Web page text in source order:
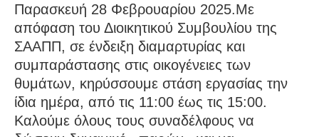
Παρασκευή 28 Φεβρουαρίου 2025.Με
απόφαση του Διοικητικού Συμβουλίου της
ΣΑΑΠΠ, σε ένδειξη διαμαρτυρίας και
συμπαράστασης στις οικογένειες των
θυμάτων, κηρύσσουμε στάση εργασίας την
ίδια ημέρα, από τις 11:00 έως τις 15:00.
Καλούμε όλους τους συναδέλφους να